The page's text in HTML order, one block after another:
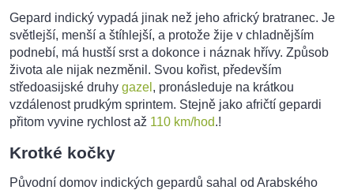
Gepard indický vypadá jinak než jeho africký bratranec. Je
světlejší, menší a štíhlejší, a protože žije v chladnějším
podnebí, má hustší srst a dokonce i náznak hřívy. Způsob
života ale nijak nezměnil. Svou kořist, především
středoasijské druhy gazel , pronásleduje na krátkou
vzdálenost prudkým sprintem. Stejně jako afričtí gepardi
přitom vyvine rychlost až 110 km/hod.!
Krotké kočky
Původní domov indických gepardů sahal od Arabského